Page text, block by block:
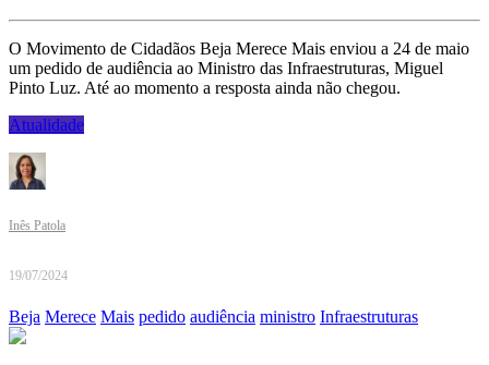
O Movimento de Cidadãos Beja Merece Mais enviou a 24 de maio
um pedido de audiência ao Ministro das Infraestruturas, Miguel
Pinto Luz. Até ao momento a resposta ainda não chegou.
Atualidade
Inês Patola
19/07/2024
Beja Merece Mais pedido audiência ministro Infraestruturas